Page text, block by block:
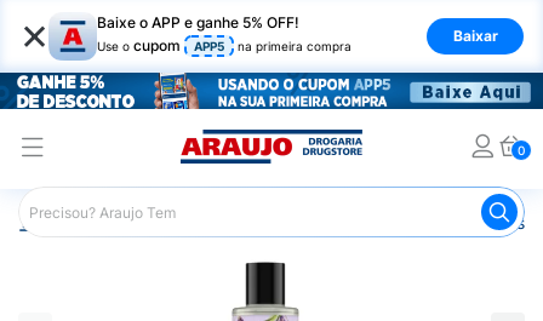
× Baixe o APP e ganhe 5% OFF!
Use o cupom APP5 na primeira compra
Baixar
0
Araujo Cabelo Cabelos Ressecados